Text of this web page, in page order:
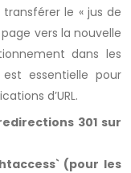
le « jus de
vers la nouvelle
dans les
essentielle pour
d’URL.
301 sur
(pour les